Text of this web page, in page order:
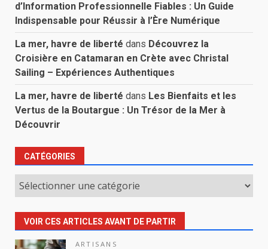
d’Information Professionnelle Fiables : Un Guide
Indispensable pour Réussir à l’Ère Numérique
La mer, havre de liberté dans Découvrez la
Croisière en Catamaran en Crète avec Christal
Sailing – Expériences Authentiques
La mer, havre de liberté dans Les Bienfaits et les
Vertus de la Boutargue : Un Trésor de la Mer à
Découvrir
CATÉGORIES
Catégories
VOIR CES ARTICLES AVANT DE PARTIR
ARTISANS